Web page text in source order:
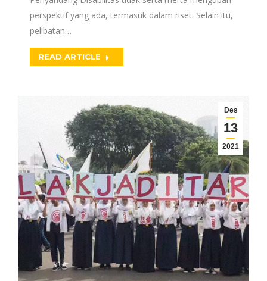
perspektif yang ada, termasuk dalam riset. Selain itu,
pelibatan…
READ ARTICLE
Des
13
2021